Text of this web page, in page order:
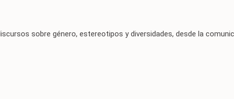
sobre género, estereotipos y diversidades, desde la